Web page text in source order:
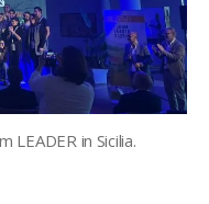
LEADER in Sicilia.